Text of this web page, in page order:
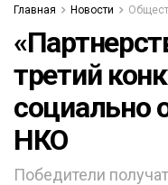
Главная Новости
третий
социально
НКО
Победители